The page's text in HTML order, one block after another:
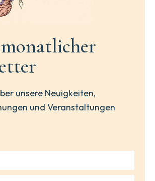
unsere Neuigkeiten,
und Veranstaltungen